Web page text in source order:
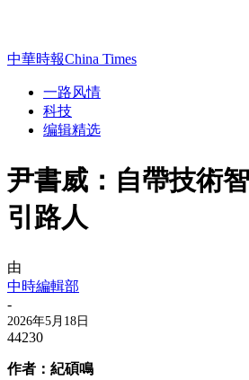
中華時報China Times
一路风情
科技
编辑精选
尹書威：自帶技術
引路人
由
中時編輯部
-
2026年5月18日
44230
作者： 紀碩鳴